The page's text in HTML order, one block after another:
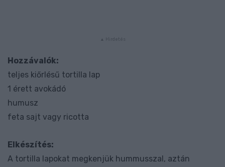
Hozzávalók:
teljes kiőrlésű tortilla lap
1 érett avokádó
humusz
feta sajt vagy ricotta
Elkészítés:
A tortilla lapokat megkenjük hummusszal, aztán